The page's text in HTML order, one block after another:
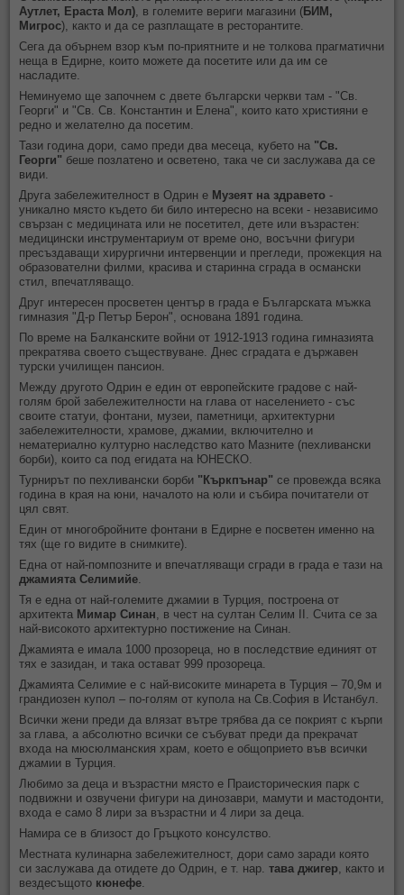
Аутлет, Ераста Мол) , в големите вериги магазини ( БИМ,
Мигрос), както и да се разплащате в ресторантите.
Сега да обърнем взор към по-приятните и не толкова прагматични
неща в Едирне, които можете да посетите или да им се
насладите.
Неминуемо ще започнем с двете български черкви там - "Св.
Георги" и "Св. Св. Константин и Елена", които като християни е
редно и желателно да посетим.
Тази година дори, само преди два месеца, кубето на "Св.
Георги" беше позлатено и осветено, така че си заслужава да се
види.
Друга забележителност в Одрин е Музеят на здравето -
уникално място където би било интересно на всеки - независимо
свързан с медицината или не посетител, дете или възрастен:
медицински инструментариум от време оно, восъчни фигури
пресъздаващи хирургични интервенции и прегледи, прожекция на
образователни филми, красива и старинна сграда в османски
стил, впечатляващо.
Друг интересен просветен център в града е Българската мъжка
гимназия "Д-р Петър Берон", основана 1891 година.
По време на Балканските войниот 1912-1913 година гимназията
прекратява своето съществуване. Днес сградата е държавен
турски училищен пансион.
Между другото Одрин е един от европейските градове с най-
голям брой забележителности на глава от населението - със
своите статуи, фонтани, музеи, паметници, архитектурни
забележителности, храмове, джамии, включително и
нематериално културно наследство като Мазните (пехливански
борби), които са под егидата на ЮНЕСКО.
Турнирът по пехливански борби "Къркпънар" се провежда всяка
година в края на юни, началото на юли и събира почитатели от
цял свят.
Един от многобройните фонтани в Едирне е посветен именно на
тях (ще го видите в снимките).
Една от най-помпозните и впечатляващи сгради в града е тази на
джамията Селимийе
Тя е една от най-големите джамии в Турция, построена от
архитекта Мимар Синан
в чест на султан Селим II. Счита се за
най-високото архитектурно постижение на Синан.
Джамията е имала 1000 прозореца, но в последствие единият от
тях е зазидан, и така остават 999 прозореца.
Джамията Селимие е с най-високите минарета в Турция – 70,9м и
грандиозен купол – по-голям от купола на Св.София в Истанбул.
Всички жени преди да влязат вътре трябва да се покрият с кърпи
за глава, а абсолютно всички се събуват преди да прекрачат
входа на мюсюлманския храм, което е общоприето във всички
джамии в Турция.
Любимо за деца и възрастни място е Праисторическия парк с
подвижни и озвучени фигури на динозаври, мамути и мастодонти,
входа е само 8 лири за възрастни и 4 лири за деца.
Намира се в близост до Гръцкото консулство.
Местната кулинарна забележителност, дори само заради която
си заслужава да отидете до Одрин, е т. нар.тава джигер , както и
вездесъщото кюнефе